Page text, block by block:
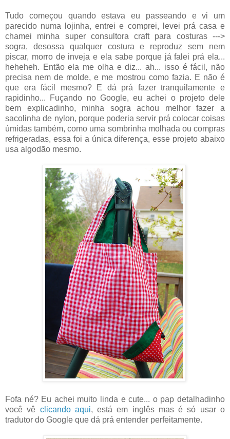
Tudo começou quando estava eu passeando e vi um
parecido numa lojinha, entrei e comprei, levei prá casa e
chamei minha super consultora craft para costuras --->
sogra, desossa qualquer costura e reproduz sem nem
piscar, morro de inveja e ela sabe porque já falei prá ela...
heheheh. Então ela me olha e diz... ah... isso é fácil, não
precisa nem de molde, e me mostrou como fazia. E não é
que era fácil mesmo? E dá prá fazer tranquilamente e
rapidinho... Fuçando no Google, eu achei o projeto dele
bem explicadinho, minha sogra achou melhor fazer a
sacolinha de nylon, porque poderia servir prá colocar coisas
úmidas também, como uma sombrinha molhada ou compras
refrigeradas, essa foi a única diferença, esse projeto abaixo
usa algodão mesmo.
Fofa né? Eu achei muito linda e cute... o pap detalhadinho
você vê clicando aqui, está em inglês mas é só usar o
tradutor do Google que dá prá entender perfeitamente.